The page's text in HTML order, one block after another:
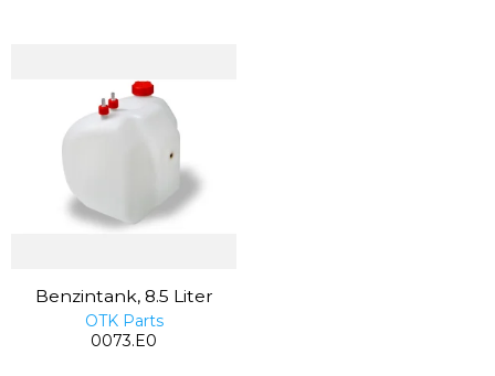
Benzintank, 8.5 Liter
OTK Parts
0073.E0